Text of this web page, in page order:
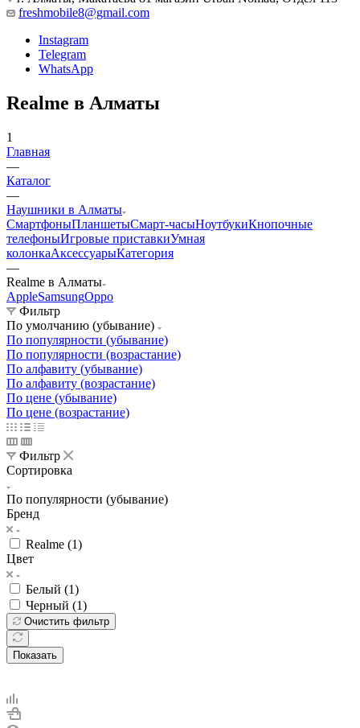
freshmobile8@gmail.com
Instagram
Telegram
WhatsApp
Realme в Алматы
1
Главная
—
Каталог
—
Наушники в Алматы
СмартфоныПланшетыСмарт-часыНоутбукиКнопочные
телефоныИгровые приставкиУмная
колонкаАксессуарыКатегория
—
Realme в Алматы
AppleSamsungOppo
Фильтр
По умолчанию (убывание)
По популярности (убывание)
По популярности (возрастание)
По алфавиту (убывание)
По алфавиту (возрастание)
По цене (убывание)
По цене (возрастание)
Фильтр
Сортировка
По популярности (убывание)
Бренд
Realme (1)
Цвет
Белый (1)
Черный (1)
Очистить фильтр
Показать